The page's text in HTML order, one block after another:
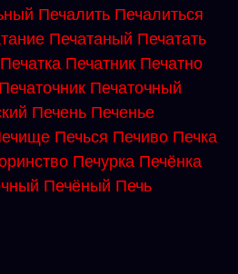
Печалить Печалиться
Печатаный Печатать
Печатка Печатник Печатно
Печаточник Печаточный
Печень Печенье
Печься Печиво Печка
Печурка Печёнка
Печёный Печь